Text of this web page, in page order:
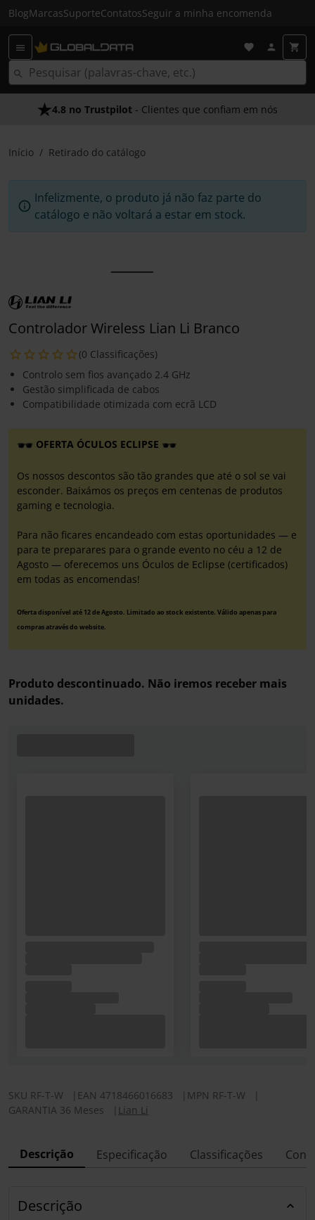
BlogMarcasSuporteContatosSeguir a minha encomenda
4.8 no Trustpilot - Clientes que confiam em nós
Início Retirado do catálogo
Infelizmente, o produto já não faz parte do
catálogo e não voltará a estar em stock.
Controlador Wireless Lian Li Branco
(0 Classificações)
Controlo sem fios avançado 2.4 GHz
Gestão simplificada de cabos
Compatibilidade otimizada com ecrã LCD
OFERTA ÓCULOS ECLIPSE
Os nossos descontos são tão grandes que até o sol se vai
esconder. Baixámos os preços em centenas de produtos
gaming e tecnologia.
Para não ficares encandeado com estas oportunidades — e
para te preparares para o grande evento no céu a 12 de
Agosto — oferecemos uns Óculos de Eclipse (certificados)
em todas as encomendas!
Oferta disponível até 12 de Agosto. Limitado ao stock existente. Válido apenas para
compras através do website.
Produto descontinuado. Não iremos receber mais
unidades.
SKU RF-T-W EAN 4718466016683 MPN RF-T-W
GARANTIA 36 Meses
Lian Li
Descrição Especificação Classificações
Descrição